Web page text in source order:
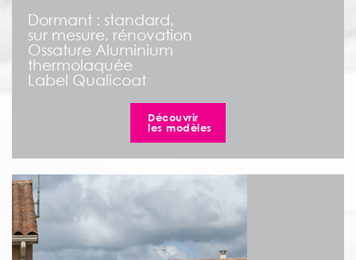
Dormant : standard,
sur mesure, rénovation
Ossature Aluminium
thermolaquée
Label Qualicoat
Découvrir
les modèles